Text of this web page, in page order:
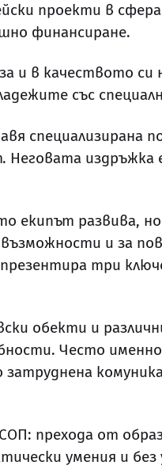
проекти в
финансиране.
и в качеството си
със
специализирана
Неговата издръжка
екипът развива,
и за
три
обекти и различни
Често
прехода от
умения и без